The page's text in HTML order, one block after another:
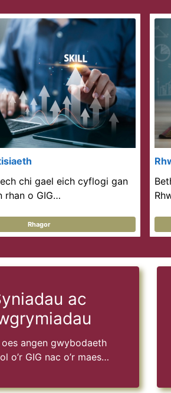
chi gael eich cyflogi gan
rhan o GIG…
Rhagor
ac
angen gwybodaeth
o’r GIG nac o’r maes…